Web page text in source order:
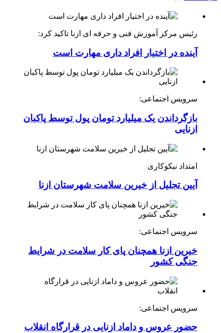
رئیس مرکز آموزش فنی و حرفه ای ازنا تاکید کرد:
آینده در اختیار افراد داری مهارت است
سرویس اجتماعی:
بازگرداندن یک میلیارد تومان پول توسط پاکبان
ازنایی
امتداد نیکوکاری
آیین تجلیل از خیرین سلامت شهرستان ازنا
سرویس اجتماعی:
خیرین ازنا همچنان پای کار سلامت در شرایط
جنگی کشور
سرویس اجتماعی:
حضور عروس و داماد ازنایی در قرارگاه انقلاب